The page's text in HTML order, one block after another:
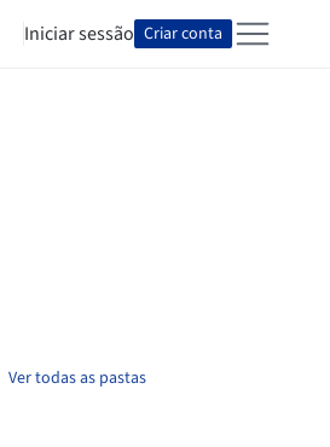
Iniciar sessão Criar conta
Ver todas as pastas